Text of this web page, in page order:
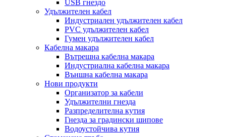
USB гнездо
Удължителен кабел
Индустриален удължителен кабел
PVC удължителен кабел
Гумен удължителен кабел
Кабелна макара
Вътрешна кабелна макара
Индустриална кабелна макара
Външна кабелна макара
Нови продукти
Организатор за кабели
Удължителни гнезда
Разпределителна кутия
Гнезда за градински шипове
Водоустойчива кутия